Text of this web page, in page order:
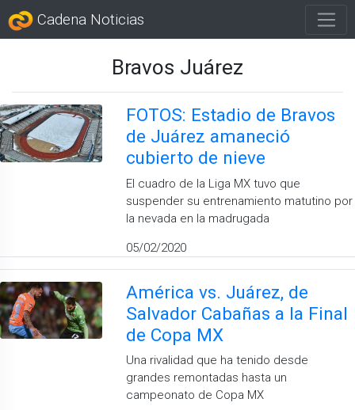
Cadena Noticias
Bravos Juárez
FOTOS: Estadio de Bravos
de Juárez amaneció
cubierto de nieve
El cuadro de la Liga MX tuvo que
suspender su entrenamiento matutino por
la nevada en la madrugada
05/02/2020
América vs. Juárez, de
Salvador Cabañas a la Final
de Copa MX
Una rivalidad que ha tenido desde
grandes remontadas hasta un
campeonato de Copa MX